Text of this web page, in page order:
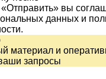
вы
данных и
материал и
запросы